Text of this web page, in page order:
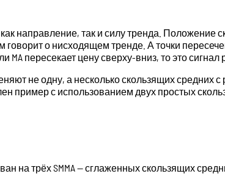
направление, так и силу тренда. Положение
о нисходящем тренде. А точки
пересекает цену сверху-вниз, то это сигнал
не одну, а несколько скользящих средних
с использованием двух простых
на трёх SMMA — сглаженных скользящих